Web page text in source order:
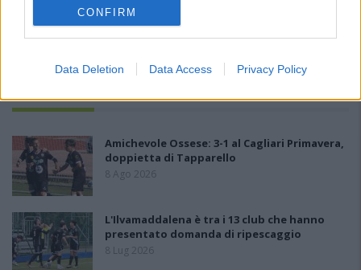
CONFIRM
Data Deletion Data Access Privacy Policy
Amichevole Ossese: 3-1 al Cagliari Primavera,
doppietta di Tapparello
8 Ago 2026
L'Ilvamaddalena è tra i 13 club che hanno
presentato domanda di ripescaggio
8 Lug 2026